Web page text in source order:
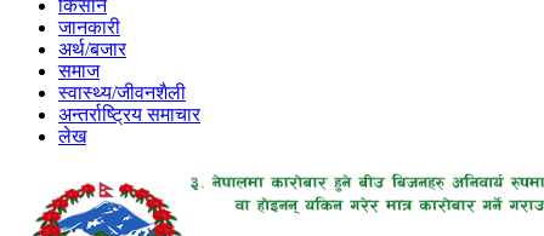
किसान
जानकारी
अर्थ/बजार
समाज
स्वास्थ्य/जीवनशैली
अन्तर्राष्ट्रिय समाचार
लेख